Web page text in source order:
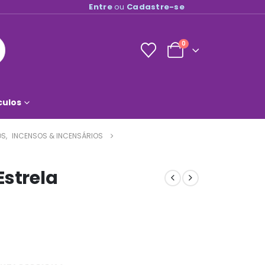
Entreou Cadastre-se
0
, INCENSOS & INCENSÁRIOS